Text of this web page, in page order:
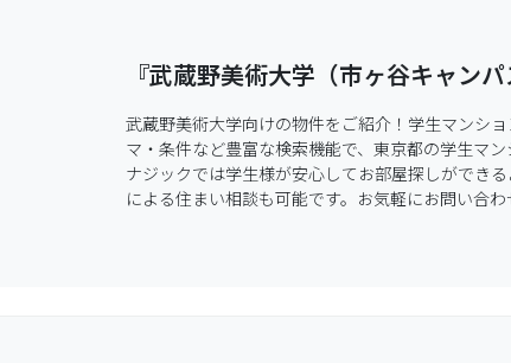
『武蔵野美術大学（市ヶ谷キャン
武蔵野美術大学向けの物件をご紹介！学生マンシ
マ・条件など豊富な検索機能で、東京都の学生マ
ナジックでは学生様が安心してお部屋探しができ
による住まい相談も可能です。お気軽にお問い合